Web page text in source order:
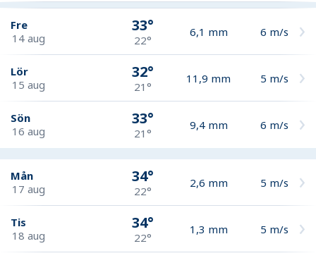
Fre
14 aug
33°
22°
6,1 mm 6 m/s
Lör
15 aug
32°
21°
11,9 mm 5 m/s
Sön
16 aug
33°
21°
9,4 mm 6 m/s
Mån
17 aug
34°
22°
2,6 mm 5 m/s
Tis
18 aug
34°
22°
1,3 mm 5 m/s